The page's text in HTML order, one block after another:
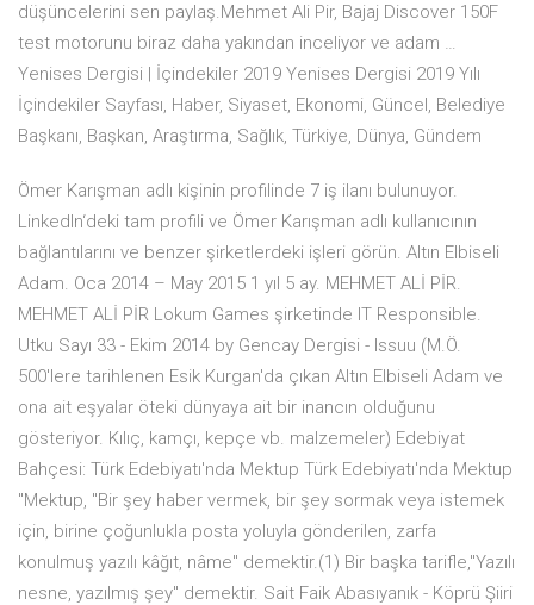
düşüncelerini sen paylaş.Mehmet Ali Pir, Bajaj Discover 150F
test motorunu biraz daha yakından inceliyor ve adam …
Yenises Dergisi | İçindekiler 2019 Yenises Dergisi 2019 Yılı
İçindekiler Sayfası, Haber, Siyaset, Ekonomi, Güncel, Belediye
Başkanı, Başkan, Araştırma, Sağlık, Türkiye, Dünya, Gündem
Ömer Karışman adlı kişinin profilinde 7 iş ilanı bulunuyor.
LinkedIn‘deki tam profili ve Ömer Karışman adlı kullanıcının
bağlantılarını ve benzer şirketlerdeki işleri görün. Altın Elbiseli
Adam. Oca 2014 – May 2015 1 yıl 5 ay. MEHMET ALİ PİR.
MEHMET ALİ PİR Lokum Games şirketinde IT Responsible.
Utku Sayı 33 - Ekim 2014 by Gencay Dergisi - Issuu (M.Ö.
500'lere tarihlenen Esik Kurgan'da çıkan Altın Elbiseli Adam ve
ona ait eşyalar öteki dünyaya ait bir inancın olduğunu
gösteriyor. Kılıç, kamçı, kepçe vb. malzemeler) Edebiyat
Bahçesi: Türk Edebiyatı'nda Mektup Türk Edebiyatı'nda Mektup
"Mektup, "Bir şey haber vermek, bir şey sormak veya istemek
için, birine çoğunlukla posta yoluyla gönderilen, zarfa
konulmuş yazılı kâğıt, nâme" demektir.(1) Bir başka tarifle,"Yazılı
nesne, yazılmış şey" demektir. Sait Faik Abasıyanık - Köprü Şiiri